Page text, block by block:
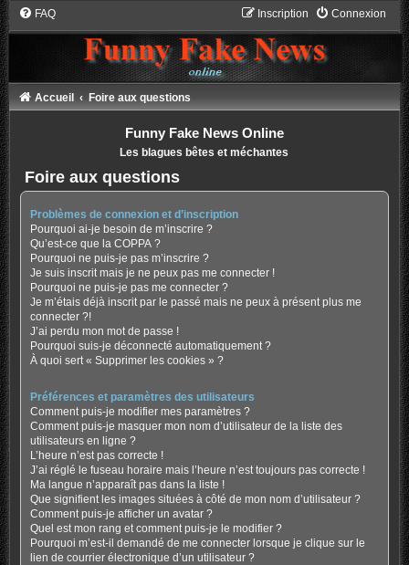
FAQ Connexion
Inscription
Accueil Foire aux questions
Funny Fake News Online
Les blagues bêtes et méchantes
Foire aux questions
Problèmes de connexion et d’inscription
Pourquoi ai-je besoin de m’inscrire ?
Qu’est-ce que la COPPA ?
Pourquoi ne puis-je pas m’inscrire ?
Je suis inscrit mais je ne peux pas me connecter !
Pourquoi ne puis-je pas me connecter ?
Je m’étais déjà inscrit par le passé mais ne peux à présent plus me
connecter ?!
J’ai perdu mon mot de passe !
Pourquoi suis-je déconnecté automatiquement ?
À quoi sert « Supprimer les cookies » ?
Préférences et paramètres des utilisateurs
Comment puis-je modifier mes paramètres ?
Comment puis-je masquer mon nom d’utilisateur de la liste des
utilisateurs en ligne ?
L’heure n’est pas correcte !
J’ai réglé le fuseau horaire mais l’heure n’est toujours pas correcte !
Ma langue n’apparaît pas dans la liste !
Que signifient les images situées à côté de mon nom d’utilisateur ?
Comment puis-je afficher un avatar ?
Quel est mon rang et comment puis-je le modifier ?
Pourquoi m’est-il demandé de me connecter lorsque je clique sur le
lien de courrier électronique d’un utilisateur ?